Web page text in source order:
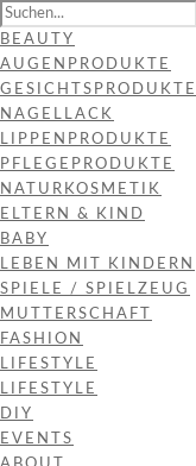
BEAUTY
AUGENPRODUKTE
GESICHTSPRODUKTE
NAGELLACK
LIPPENPRODUKTE
PFLEGEPRODUKTE
NATURKOSMETIK
ELTERN & KIND
BABY
LEBEN MIT KINDERN
SPIELE / SPIELZEUG
MUTTERSCHAFT
FASHION
LIFESTYLE
LIFESTYLE
DIY
EVENTS